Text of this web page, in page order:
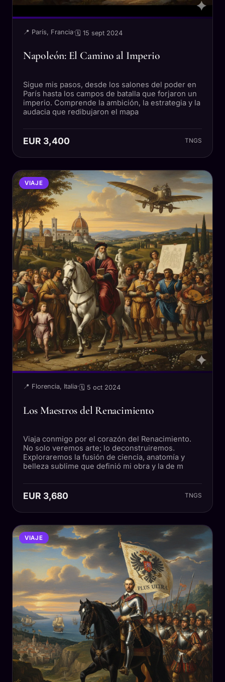
📍 París, Francia· 🗓 15 sept 2024
Napoleón: El Camino al Imperio
Sigue mis pasos, desde los salones del poder en
París hasta los campos de batalla que forjaron un
imperio. Comprende la ambición, la estrategia y la
audacia que redibujaron el mapa
EUR 3,400 TNGS
VIAJE
📍 Florencia, Italia· 🗓 5 oct 2024
Los Maestros del Renacimiento
Viaja conmigo por el corazón del Renacimiento.
No solo veremos arte; lo deconstruiremos.
Exploraremos la fusión de ciencia, anatomía y
belleza sublime que definió mi obra y la de m
EUR 3,680 TNGS
VIAJE